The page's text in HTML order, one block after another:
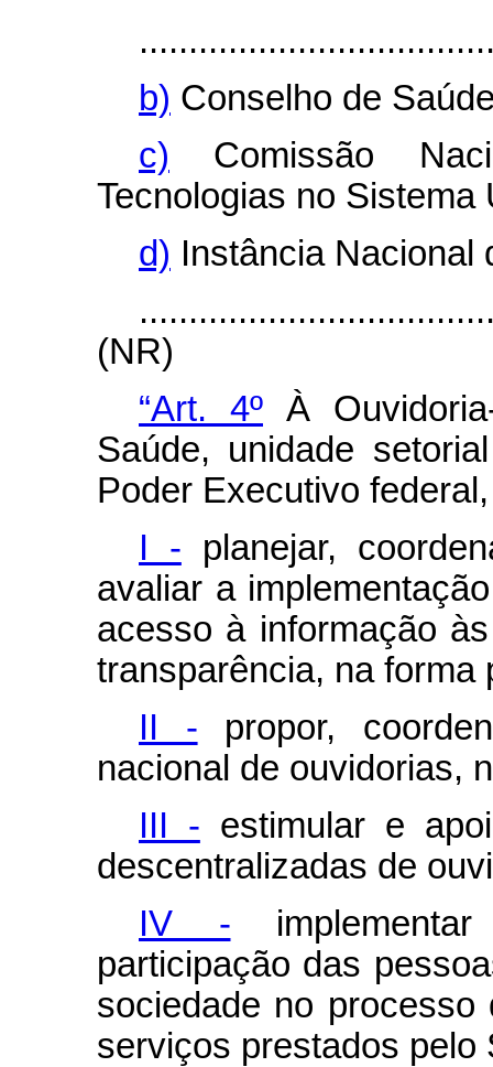
b) Conselho de
c) Comissão
Tecnologias no Sistema
d) Instância Nacional
(NR)
“Art. 4º À
Saúde, unidade
Poder Executivo
I - planejar,
avaliar a
acesso à informação
transparência, na forma
II - propor,
nacional de ouvidorias,
III - estimular e
descentralizadas de
IV -
participação das
sociedade no
serviços prestados pelo